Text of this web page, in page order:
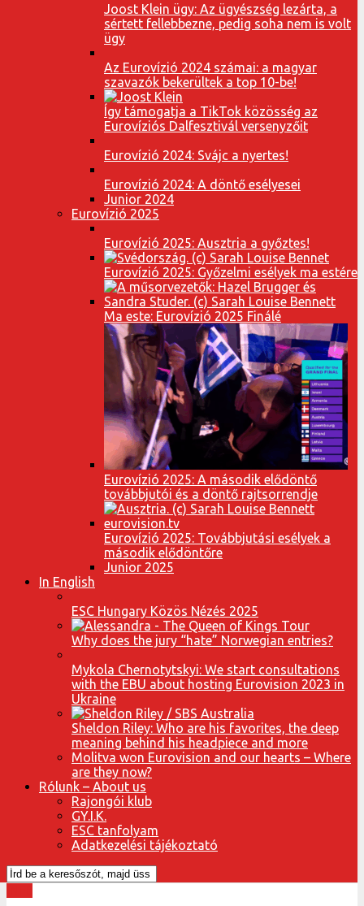
Joost Klein ügy: Az ügyészség lezárta, a
sértett fellebbezne, pedig soha nem is volt
ügy
Az Eurovízió 2024 számai: a magyar
szavazók bekerültek a top 10-be!
Így támogatja a TikTok közösség az
Eurovíziós Dalfesztivál versenyzőit
Eurovízió 2024: Svájc a nyertes!
Eurovízió 2024: A döntő esélyesei
Junior 2024
Eurovízió 2025
Eurovízió 2025: Ausztria a győztes!
Eurovízió 2025: Győzelmi esélyek ma estére
Ma este: Eurovízió 2025 Finálé
Eurovízió 2025: A második elődöntő
továbbjutói és a döntő rajtsorrendje
Eurovízió 2025: Továbbjutási esélyek a
második elődöntőre
Junior 2025
In English
ESC Hungary Közös Nézés 2025
Why does the jury “hate” Norwegian entries?
Mykola Chernotytskyi: We start consultations
with the EBU about hosting Eurovision 2023 in
Ukraine
Sheldon Riley: Who are his favorites, the deep
meaning behind his headpiece and more
Molitva won Eurovision and our hearts – Where
are they now?
Rólunk – About us
Rajongói klub
GY.I.K.
ESC tanfolyam
Adatkezelési tájékoztató